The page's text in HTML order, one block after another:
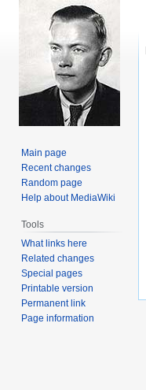
Main page
Recent changes
Random page
Help about MediaWiki
Tools
What links here
Related changes
Special pages
Printable version
Permanent link
Page information